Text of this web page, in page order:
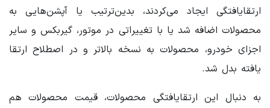
ارتقایافتگی ایجاد می‌کردند، بدین‌ترتیب یا آپشن‌هایی به
محصولات اضافه شد یا با تغییراتی در موتور، گیربکس و سایر
اجزای خودرو، محصولات به نسخه بالاتر و در اصطلاح ارتقا
یافته بدل شد.
به دنبال این ارتقایافتگی محصولات، قیمت محصولات هم